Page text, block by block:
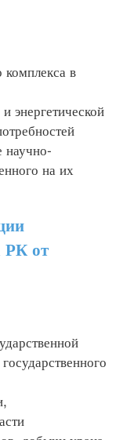
в
энергетической
научно-
на их
РК от